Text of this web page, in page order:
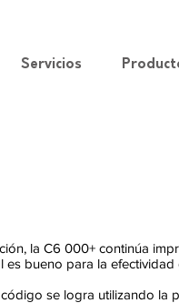
Servicios
la C6 000+ continúa
es bueno para la
se logra utilizando la